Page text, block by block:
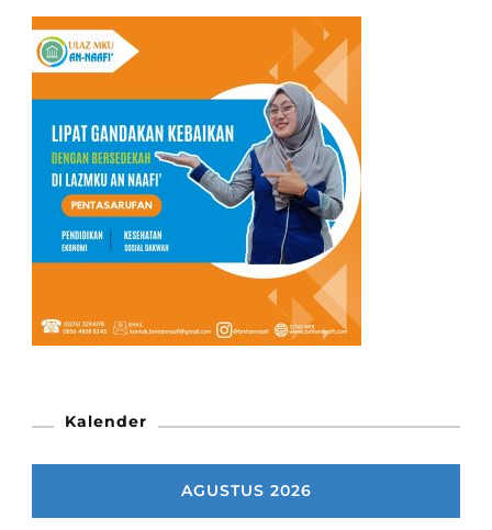
Kalender
AGUSTUS 2026